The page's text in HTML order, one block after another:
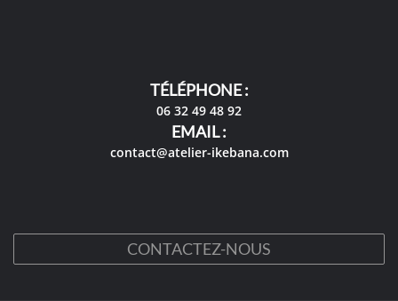
TÉLÉPHONE :
06 32 49 48 92
EMAIL :
contact@atelier-ikebana.com
CONTACTEZ-NOUS